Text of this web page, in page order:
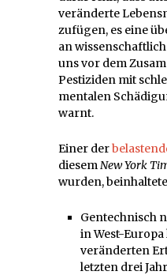
veränderte
zufügen, es eine
an
uns vor dem
Pestiziden mit
mentalen
warnt.
Einer der
diesemNew York
wurden,
Gentechnisch
in West-
veränderten
letzten drei